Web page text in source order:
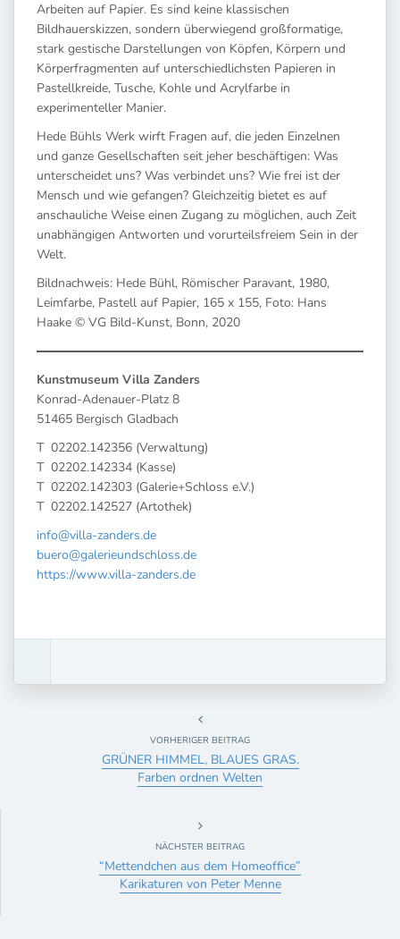
Arbeiten auf Papier. Es sind keine klassischen
Bildhauerskizzen, sondern überwiegend großformatige,
stark gestische Darstellungen von Köpfen, Körpern und
Körperfragmenten auf unterschiedlichsten Papieren in
Pastellkreide, Tusche, Kohle und Acrylfarbe in
experimenteller Manier.
Hede Bühls Werk wirft Fragen auf, die jeden Einzelnen
und ganze Gesellschaften seit jeher beschäftigen: Was
unterscheidet uns? Was verbindet uns? Wie frei ist der
Mensch und wie gefangen? Gleichzeitig bietet es auf
anschauliche Weise einen Zugang zu möglichen, auch Zeit
unabhängigen Antworten und vorurteilsfreiem Sein in der
Welt.
Bildnachweis: Hede Bühl, Römischer Paravant, 1980,
Leimfarbe, Pastell auf Papier, 165 x 155, Foto: Hans
Haake © VG Bild-Kunst, Bonn, 2020
Kunstmuseum Villa Zanders
Konrad-Adenauer-Platz 8
51465 Bergisch Gladbach
T 02202.142356 (Verwaltung)
T 02202.142334 (Kasse)
T 02202.142303 (Galerie+Schloss e.V.)
T 02202.142527 (Artothek)
info@villa-zanders.de
buero@galerieundschloss.de
https://www.villa-zanders.de
VORHERIGER BEITRAG
GRÜNER HIMMEL, BLAUES GRAS.
Farben ordnen Welten
NÄCHSTER BEITRAG
“Mettendchen aus dem Homeoffice”
Karikaturen von Peter Menne